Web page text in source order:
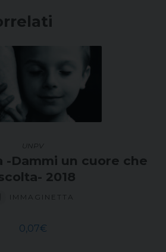
UNPV
-Dammi un cuore che
2018
IMMAGINETTA
0,07€